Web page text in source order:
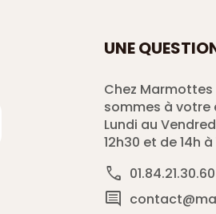
UNE
Chez
sommes à votre
Lundi au
12h30 et de 14h à
call 01.84.21.30.60
comment